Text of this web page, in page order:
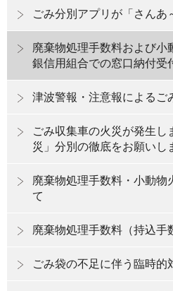
ごみ分別アプリが「さんあ
廃棄物処理手数料および小
銀信用組合での窓口納付受
津波警報・注意報によるご
ごみ収集車の火災が発生し
災」分別の徹底をお願いし
廃棄物処理手数料・小動物
て
廃棄物処理手数料（持込手
ごみ袋の不足に伴う臨時的